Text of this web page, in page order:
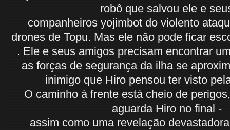
robô que salvou ele e
companheiros yojimbot do violento
drones de Topu. Mas ele não pode ficar
. Ele e seus amigos precisam encontrar
as forças de segurança da ilha se
inimigo que Hiro pensou ter visto
O caminho à frente está cheio de
aguarda Hiro no final -
assim como uma revelação